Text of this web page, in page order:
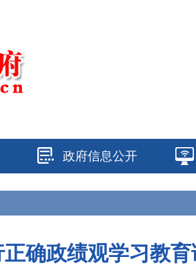
政府信息公开
确政绩观学习教